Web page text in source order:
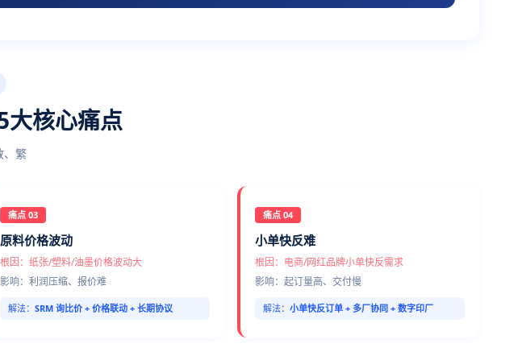
大核心痛点
、繁
痛点 03
原料价格波动
根因：纸张/塑料/油墨价格波动大
影响：利润压缩、报价难
解法： SRM 询比价 + 价格联动 + 长期协议
痛点 04
小单快反难
根因：电商/网红品牌小单快反需求
影响：起订量高、交付慢
解法： 小单快反订单 + 多厂协同 + 数字印厂